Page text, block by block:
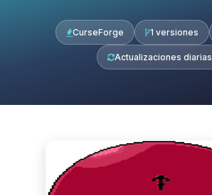
CurseForge 1 versiones
Actualizaciones diarias